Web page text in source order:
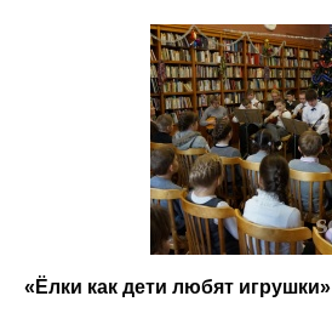
«Ёлки как дети любят игрушки»